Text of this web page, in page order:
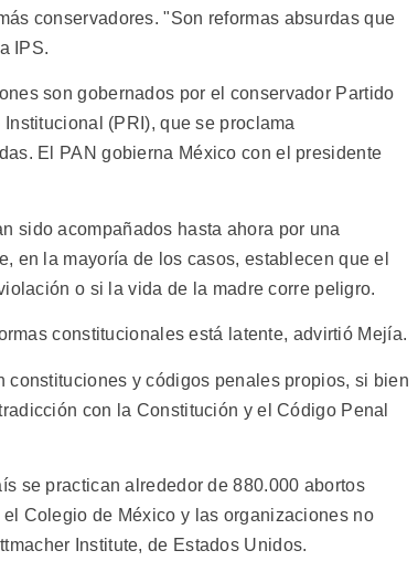
conservadores. "Son reformas absurdas que
IPS.
son gobernados por el conservador Partido
(PRI), que se proclama
El PAN gobierna México con el presidente
sido acompañados hasta ahora por una
en la mayoría de los casos, establecen que el
o si la vida de la madre corre peligro.
constitucionales está latente, advirtió Mejía.
constituciones y códigos penales propios, si bien
con la Constitución y el Código Penal
se practican alrededor de 880.000 abortos
Colegio de México y las organizaciones no
Institute, de Estados Unidos.